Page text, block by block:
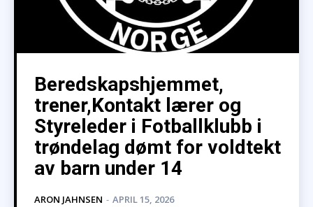
Beredskapshjemmet,
trener,Kontakt lærer og
Styreleder i Fotballklubb i
trøndelag dømt for voldtekt
av barn under 14
ARON JAHNSEN - APRIL 15, 2026